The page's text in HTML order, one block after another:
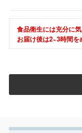
食品衛生には充分に
お届け後は2~3時間を